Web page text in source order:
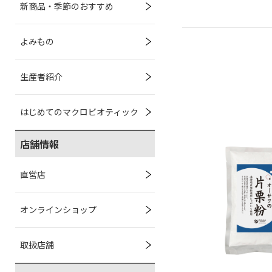
新商品・季節のおすすめ
よみもの
生産者紹介
はじめてのマクロビオティック
店舗情報
直営店
オンラインショップ
取扱店舗